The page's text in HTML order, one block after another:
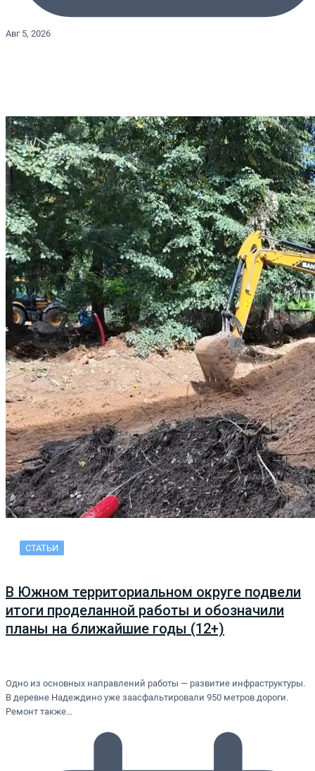
Авг 5, 2026
СТАТЬИ
В Южном территориальном округе подвели
итоги проделанной работы и обозначили
планы на ближайшие годы (12+)
Одно из основных направлений работы — развитие инфраструктуры.
В деревне Надеждино уже заасфальтировали 950 метров дороги.
Ремонт также…